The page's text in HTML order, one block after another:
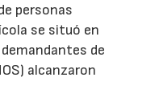
personas
se situó en
de
alcanzaron